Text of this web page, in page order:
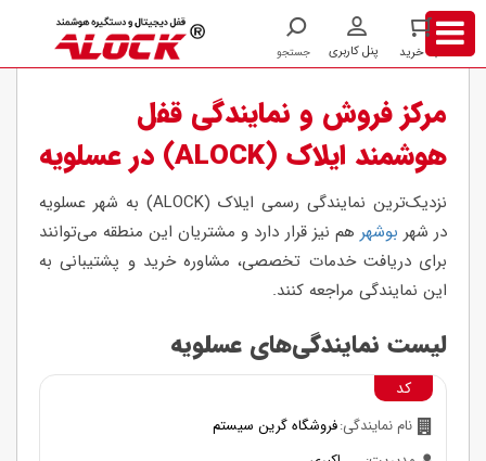
/ شهر عسلویه
مرکز فروش و نمایندگی قفل
هوشمند ایلاک (ALOCK) در عسلویه
نزدیک‌ترین نمایندگی رسمی ایلاک (ALOCK) به شهر عسلویه
در شهر بوشهر هم نیز قرار دارد و مشتریان این منطقه می‌توانند
برای دریافت خدمات تخصصی، مشاوره خرید و پشتیبانی به
این نمایندگی مراجعه کنند.
لیست نمایندگی‌های عسلویه
کد
نام نمایندگی:فروشگاه گرین سیستم